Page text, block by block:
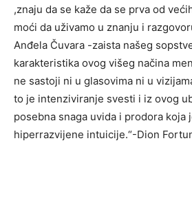
,znaju da se kaže da se prva od
moći da uživamo u znanju i
Anđela Čuvara -zaista našeg
karakteristika ovog višeg načina
ne sastoji ni u glasovima ni u
to je intenziviranje svesti i iz ovog
posebna snaga uvida i prodora koja
hiperrazvijene intuicije.“-Dion